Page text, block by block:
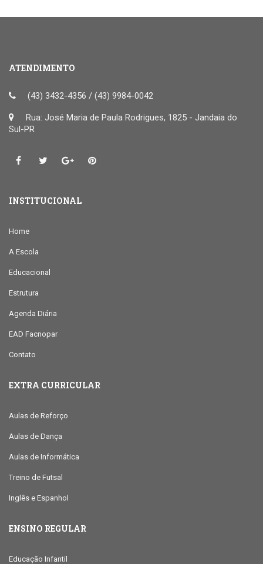
ATENDIMENTO
(43) 3432-4356 / (43) 9984-0042
Rua: José Maria de Paula Rodrigues, 1825 - Jandaia do
Sul-PR
INSTITUCIONAL
Home
A Escola
Educacional
Estrutura
Agenda Diária
EAD Facnopar
Contato
EXTRA CURRICULAR
Aulas de Reforço
Aulas de Dança
Aulas de Informática
Treino de Futsal
Inglês e Espanhol
ENSINO REGULAR
Educação Infantil